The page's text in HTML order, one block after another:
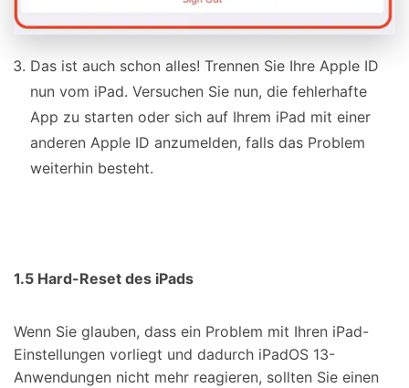
Das ist auch schon alles! Trennen Sie Ihre Apple ID
nun vom iPad. Versuchen Sie nun, die fehlerhafte
App zu starten oder sich auf Ihrem iPad mit einer
anderen Apple ID anzumelden, falls das Problem
weiterhin besteht.
1.5 Hard-Reset des iPads
Wenn Sie glauben, dass ein Problem mit Ihren iPad-
Einstellungen vorliegt und dadurch iPadOS 13-
Anwendungen nicht mehr reagieren, sollten Sie einen